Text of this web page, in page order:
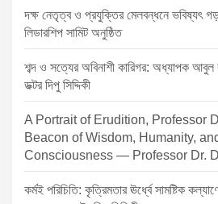
দক্ষ নেতৃত্ব ও প্রযুক্তির মেলবন্ধনে ভবিষ্যৎ
লিডারশিপ সামিট অনুষ্ঠিত
শব্দ ও সত্যের অবিনাশী কারিগর: অধ্যাপক
ডক্টর দিপু সিদ্দিকী
A Portrait of Erudition, Professor
Beacon of Wisdom, Humanity,
Consciousness — Professor Dr.
কর্মই পরিচিতি: কৃত্রিমতার ঊর্ধ্বে সামষ্টিক